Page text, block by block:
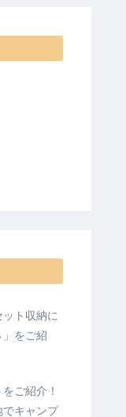
ット収納に
をご紹
ご紹介！
でキャンプ